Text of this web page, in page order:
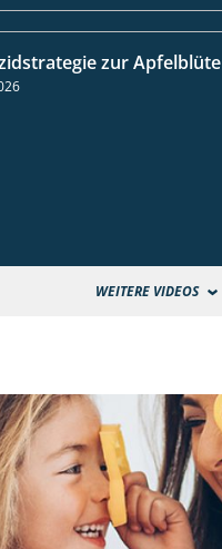
zur Apfelblüte
WEITERE VIDEOS